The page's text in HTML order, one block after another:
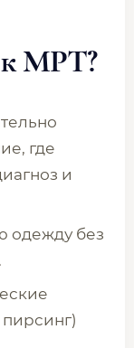
к МРТ?
где
и
одежду без